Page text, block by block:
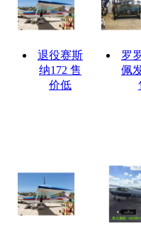
退役赛斯
纳172 售
价低
罗
佩